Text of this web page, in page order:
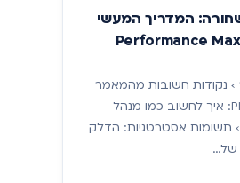
המדריך המעשי
לשליטה בקמפיין Performance Max
נקודות חשובות מהמאמר
› הפילוסופיה של PMax: איך לחשוב כמו מנהל
קמפיינים בעידן ה-AI › תשומות אסטרטגיות: הדלק